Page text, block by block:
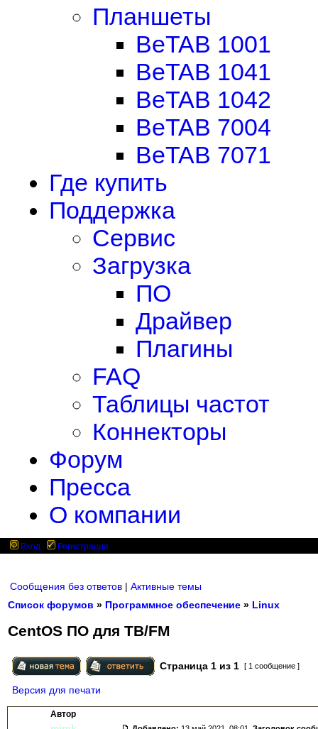
Планшеты
BeTAB 1001
BeTAB 1041
BeTAB 1042
BeTAB 7004
BeTAB 7071
Где купить
Поддержка
Сервис
Загрузка
ПО
Драйвер
Плагины
FAQ
Таблицы частот
Коннекторы
Форум
Пресса
О компании
Вход Регистрация
Сообщения без ответов | Активные темы
Список форумов » Программное обеспечение » Linux
CentOS ПО для ТВ/FM
Страница 1 из 1 [ 1 сообщение ]
Версия для печати
Автор